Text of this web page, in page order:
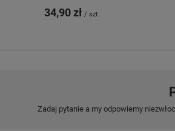
34,90 zł / szt.
Zadaj pytanie a my odpowiemy